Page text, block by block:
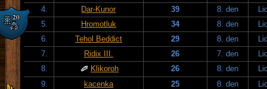
4.
Dar-Kunor 39 8. den
5.
Hromotluk 34 8. den
6.
Tehol Beddict 29 8. den
7.
Ridix III. 26 7. den
8.
Klikoroh 26 8. den
9.
kacenka 25 8. den